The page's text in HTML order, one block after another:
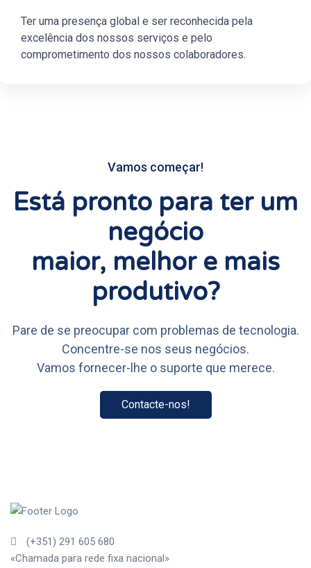
Ter uma presença global e ser reconhecida pela
excelência dos nossos serviços e pelo
comprometimento dos nossos colaboradores.
Vamos começar!
Está pronto para ter um
negócio
maior, melhor e mais
produtivo?
Pare de se preocupar com problemas de tecnologia.
Concentre-se nos seus negócios.
Vamos fornecer-lhe o suporte que merece.
Contacte-nos!
(+351) 291 605 680
«Chamada para rede fixa nacional»